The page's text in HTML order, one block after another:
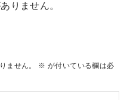
りません。
ません。 ※ が付いている欄は必